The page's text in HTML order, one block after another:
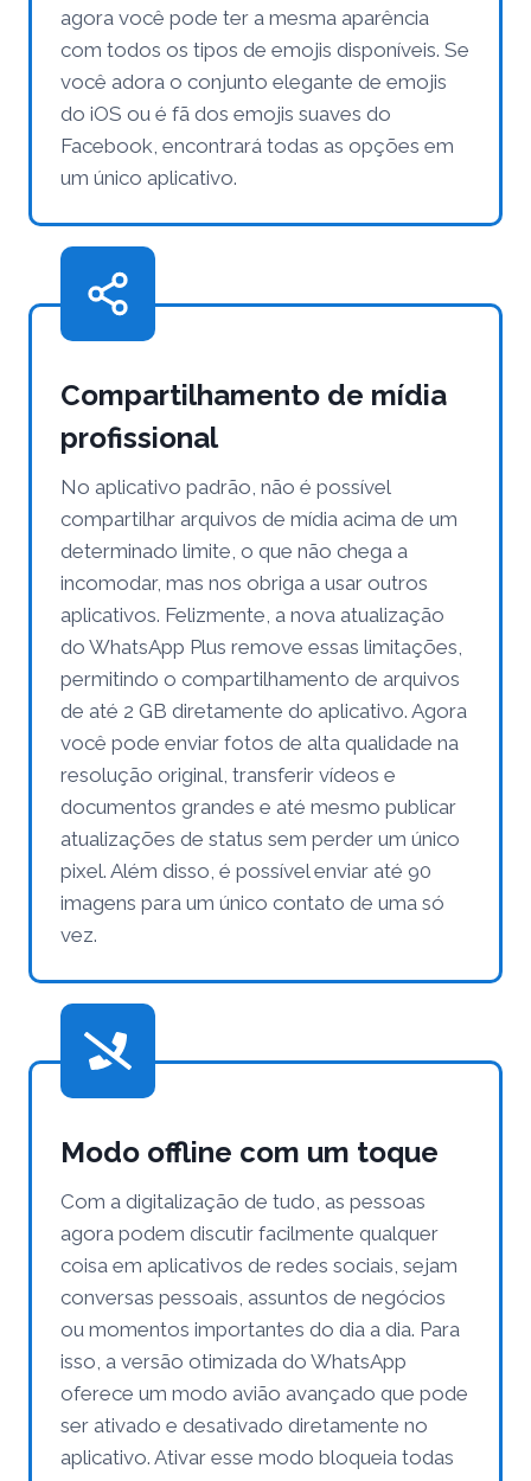
agora você pode ter a mesma aparência
com todos os tipos de emojis disponíveis. Se
você adora o conjunto elegante de emojis
do iOS ou é fã dos emojis suaves do
Facebook, encontrará todas as opções em
um único aplicativo.
Compartilhamento de mídia
profissional
No aplicativo padrão, não é possível
compartilhar arquivos de mídia acima de um
determinado limite, o que não chega a
incomodar, mas nos obriga a usar outros
aplicativos. Felizmente, a nova atualização
do WhatsApp Plus remove essas limitações,
permitindo o compartilhamento de arquivos
de até 2 GB diretamente do aplicativo. Agora
você pode enviar fotos de alta qualidade na
resolução original, transferir vídeos e
documentos grandes e até mesmo publicar
atualizações de status sem perder um único
pixel. Além disso, é possível enviar até 90
imagens para um único contato de uma só
vez.
Modo offline com um toque
Com a digitalização de tudo, as pessoas
agora podem discutir facilmente qualquer
coisa em aplicativos de redes sociais, sejam
conversas pessoais, assuntos de negócios
ou momentos importantes do dia a dia. Para
isso, a versão otimizada do WhatsApp
oferece um modo avião avançado que pode
ser ativado e desativado diretamente no
aplicativo. Ativar esse modo bloqueia todas